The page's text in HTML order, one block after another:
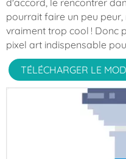
d'accord, le rencontrer
pourrait faire un peu peur,
vraiment trop cool ! Donc
pixel art indispensable
TÉLÉCHARGER LE